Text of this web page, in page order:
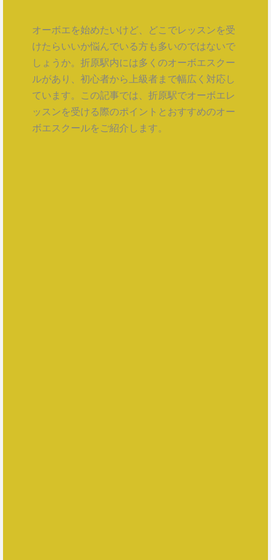
オーボエを始めたいけど、どこでレッスンを受
けたらいいか悩んでいる方も多いのではないで
しょうか。折原駅内には多くのオーボエスクー
ルがあり、初心者から上級者まで幅広く対応し
ています。この記事では、折原駅でオーボエレ
ッスンを受ける際のポイントとおすすめのオー
ボエスクールをご紹介します。